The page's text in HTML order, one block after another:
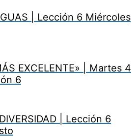
| Lección 6 Miércoles
EXCELENTE» | Martes 4
6
| Lección 6